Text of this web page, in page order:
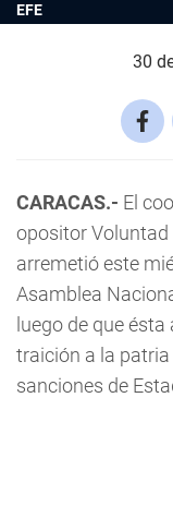
EFE
30
CARACAS.- El
opositor Voluntad
arremetió este
Asamblea
luego de que
traición a la
sanciones de